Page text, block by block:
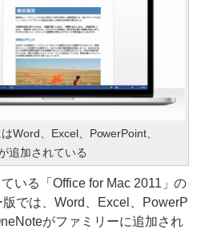
Word、Excel、PowerPoint、
追加されている
いる「Office for Mac 2011」の
では、Word、Excel、PowerP
がファミリーに追加され